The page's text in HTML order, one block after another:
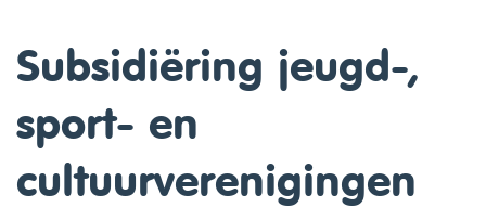
Subsidiëring jeugd-,
sport- en
cultuurverenigingen